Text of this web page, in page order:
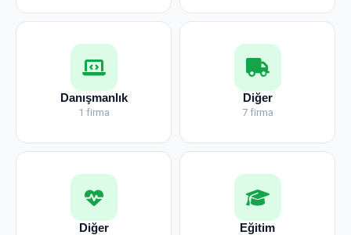
Danışmanlık
1 firma
Diğer
7 firma
Diğer Eğitim